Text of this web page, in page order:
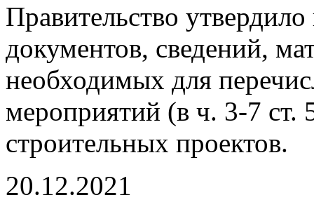
Правительство
документов, сведений,
необходимых для
мероприятий (в ч. 3-7 ст.
строительных проектов.
20.12.2021